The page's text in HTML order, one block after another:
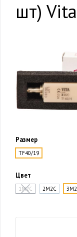
шт) Vita
Размер
TF40/19
Цвет
1M2C 2M2C